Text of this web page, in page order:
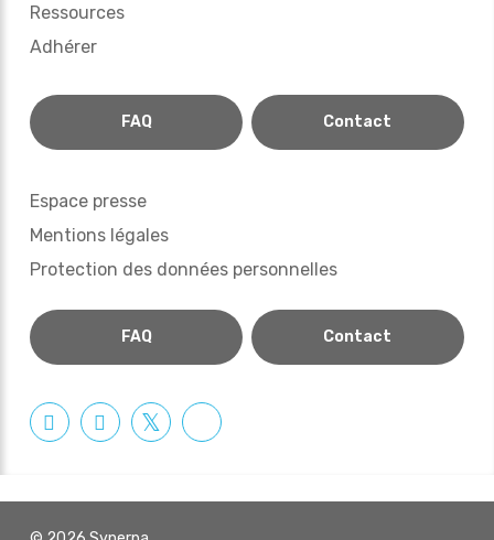
Ressources
Adhérer
FAQ Contact
Espace presse
Mentions légales
Protection des données personnelles
FAQ Contact